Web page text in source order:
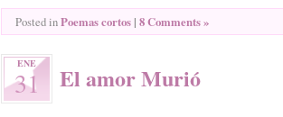
Posted inPoemas cortos | 8 Comments »
ENE
31 El amor Murió